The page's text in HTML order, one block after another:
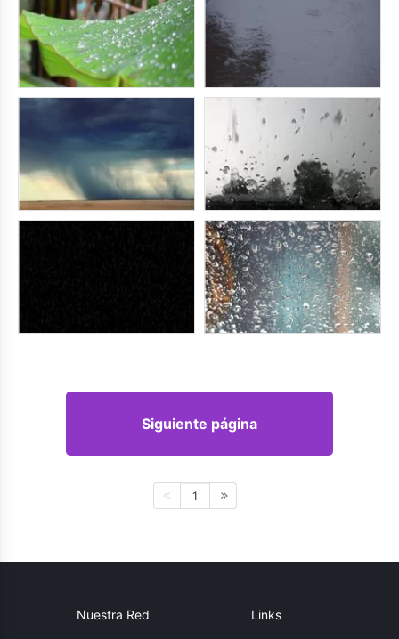
Siguiente página
1
Nuestra Red Links